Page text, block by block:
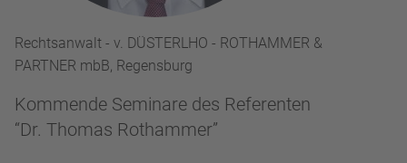
Rechtsanwalt - v. DÜSTERLHO - ROTHAMMER &
PARTNER mbB, Regensburg
Kommende Seminare des Referenten
“Dr. Thomas Rothammer”